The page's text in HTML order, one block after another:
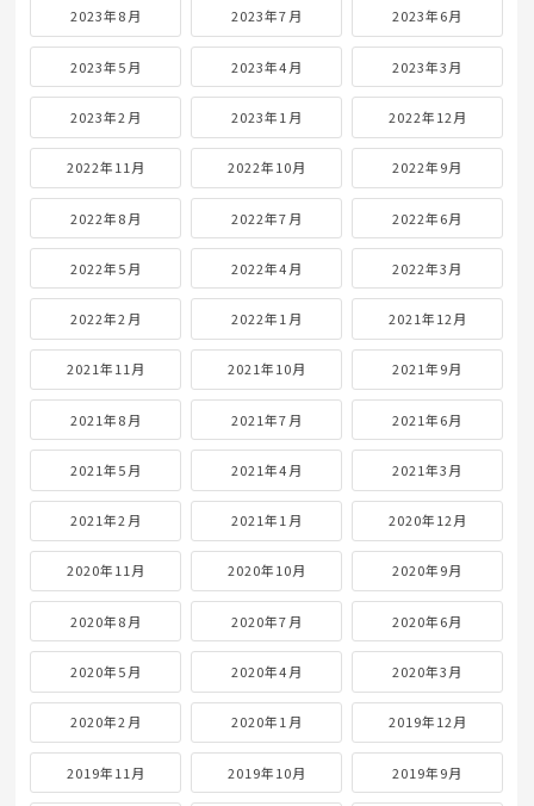
2023年8月 2023年7月 2023年6月
2023年5月 2023年4月 2023年3月
2023年2月 2023年1月 2022年12月
2022年11月 2022年10月 2022年9月
2022年8月 2022年7月 2022年6月
2022年5月 2022年4月 2022年3月
2022年2月 2022年1月 2021年12月
2021年11月 2021年10月 2021年9月
2021年8月 2021年7月 2021年6月
2021年5月 2021年4月 2021年3月
2021年2月 2021年1月 2020年12月
2020年11月 2020年10月 2020年9月
2020年8月 2020年7月 2020年6月
2020年5月 2020年4月 2020年3月
2020年2月 2020年1月 2019年12月
2019年11月 2019年10月 2019年9月